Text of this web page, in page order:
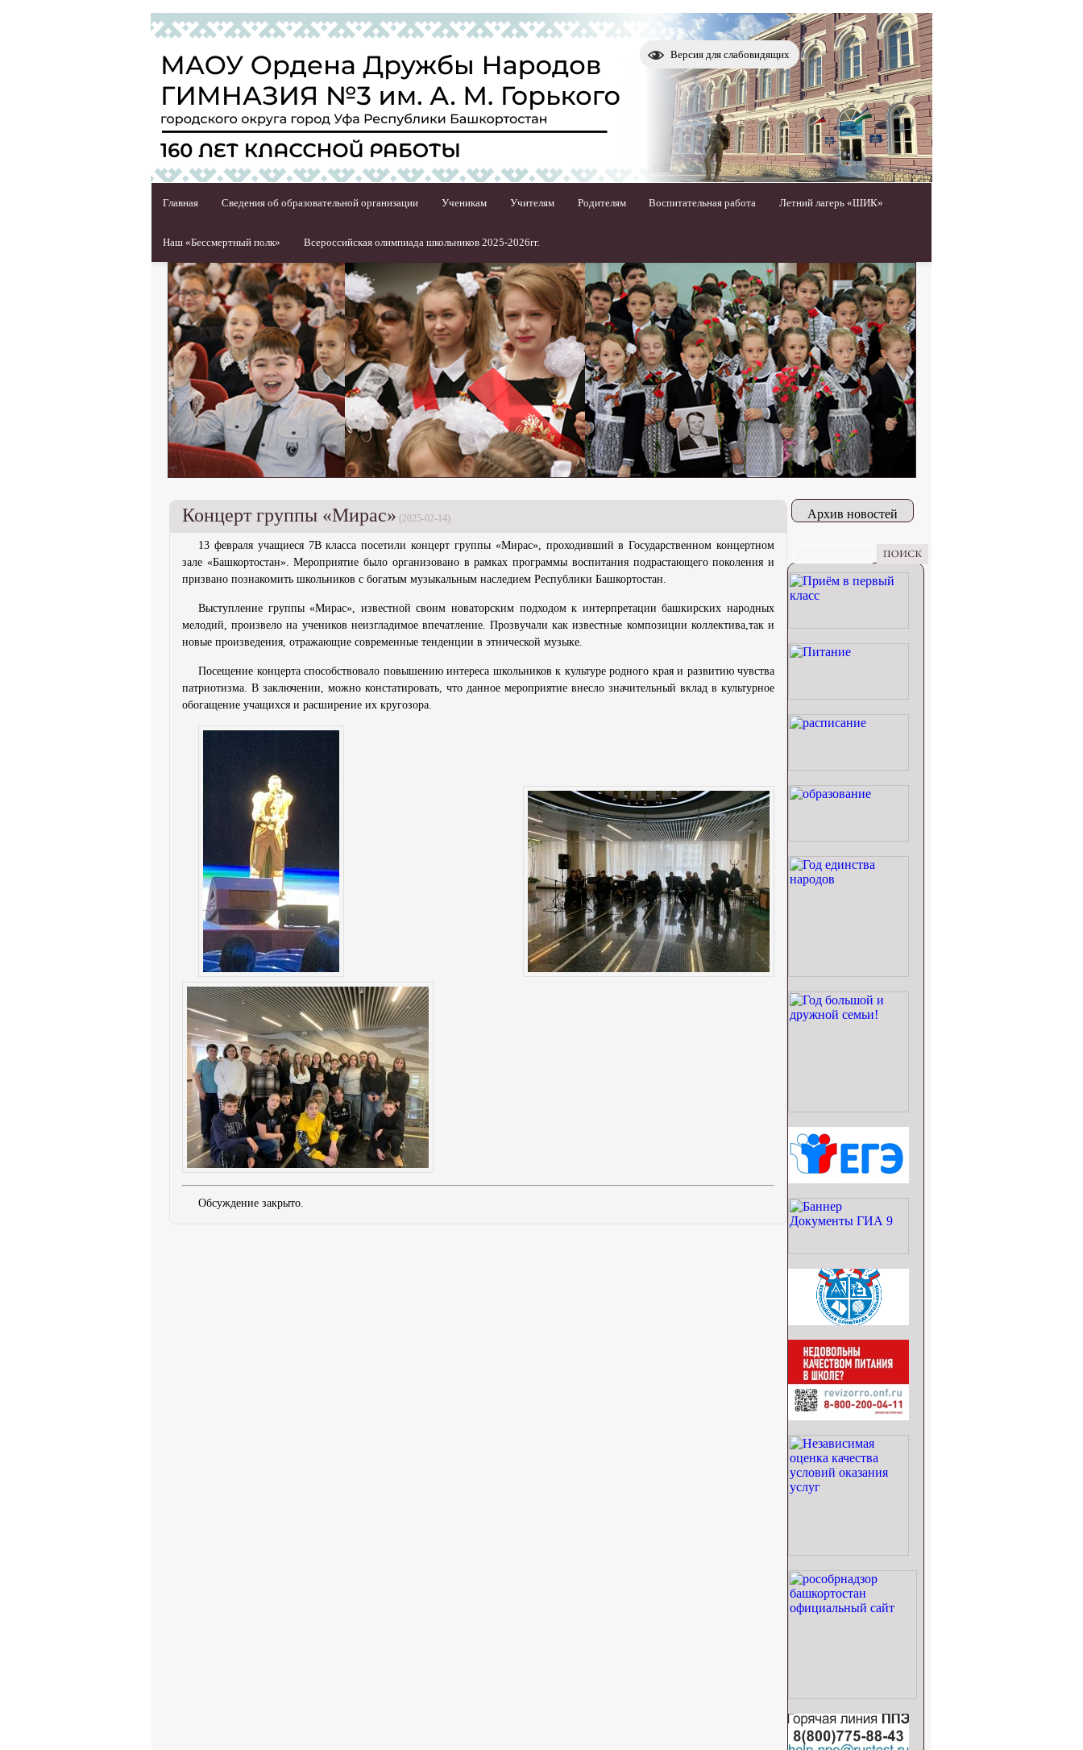
Версия для слабовидящих
Главная Сведения об образовательной организации Ученикам Учителям Родителям Воспитательная работа Летний лагерь «ШИК»
Наш «Бессмертный полк» Всероссийская олимпиада школьников 2025-2026гг.
Концерт группы «Мирас» (2025-02-14)
13 февраля учащиеся 7В класса посетили концерт группы «Мирас», проходивший в Государственном концертном
зале «Башкортостан». Мероприятие было организовано в рамках программы воспитания подрастающего поколения и
призвано познакомить школьников с богатым музыкальным наследием Республики Башкортостан.
Выступление группы «Мирас», известной своим новаторским подходом к интерпретации башкирских народных
мелодий, произвело на учеников неизгладимое впечатление. Прозвучали как известные композиции коллектива,так и
новые произведения, отражающие современные тенденции в этнической музыке.
Посещение концерта способствовало повышению интереса школьников к культуре родного края и развитию чувства
патриотизма. В заключении, можно констатировать, что данное мероприятие внесло значительный вклад в культурное
обогащение учащихся и расширение их кругозора.
Обсуждение закрыто.
Архив новостей